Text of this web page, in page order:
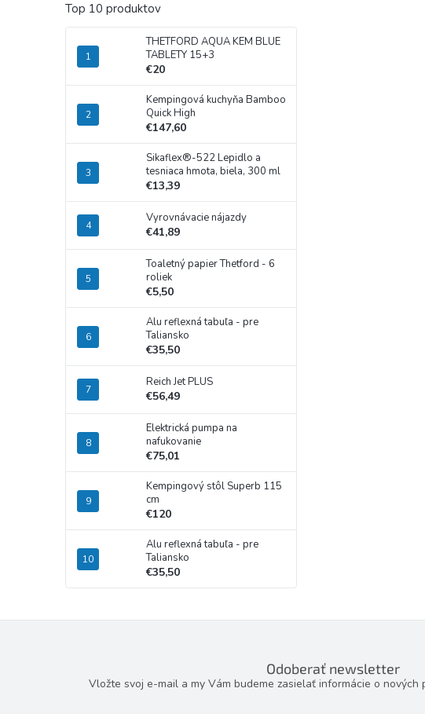
Top 10 produktov
THETFORD AQUA KEM BLUE
TABLETY 15+3
€20
Kempingová kuchyňa Bamboo
Quick High
€147,60
Sikaflex®-522 Lepidlo a
tesniaca hmota, biela, 300 ml
€13,39
Vyrovnávacie nájazdy
€41,89
Toaletný papier Thetford - 6
roliek
€5,50
Alu reflexná tabuľa - pre
Taliansko
€35,50
Reich Jet PLUS
€56,49
Elektrická pumpa na
nafukovanie
€75,01
Kempingový stôl Superb 115
cm
€120
Alu reflexná tabuľa - pre
Taliansko
€35,50
Odoberať newsletter
Vložte svoj e-mail a my Vám budeme zasielať informácie o nových